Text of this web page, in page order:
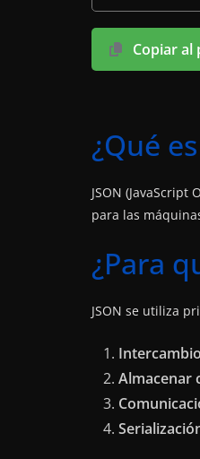
Copiar al
¿Qué
JSON
para las
¿Para
JSON se utiliza
Almacenar